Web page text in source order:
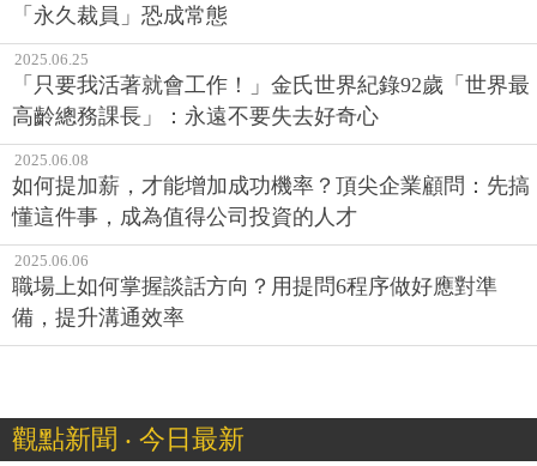
「永久裁員」恐成常態
2025.06.25
「只要我活著就會工作！」金氏世界紀錄92歲「世界最
高齡總務課長」：永遠不要失去好奇心
2025.06.08
如何提加薪，才能增加成功機率？頂尖企業顧問：先搞
懂這件事，成為值得公司投資的人才
2025.06.06
職場上如何掌握談話方向？用提問6程序做好應對準
備，提升溝通效率
觀點新聞 ‧ 今日最新